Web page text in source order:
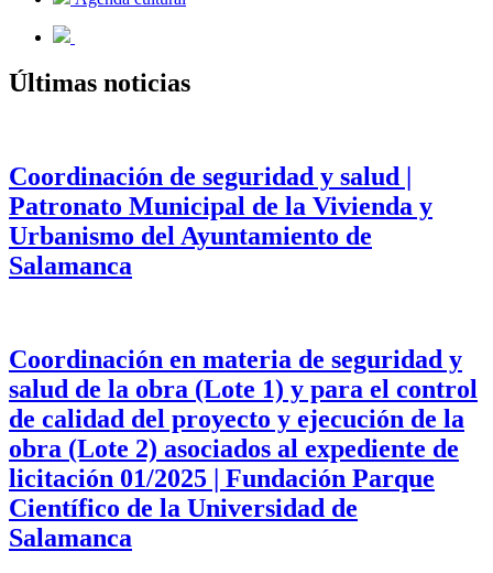
Últimas noticias
Coordinación de seguridad y salud |
Patronato Municipal de la Vivienda y
Urbanismo del Ayuntamiento de
Salamanca
Coordinación en materia de seguridad y
salud de la obra (Lote 1) y para el control
de calidad del proyecto y ejecución de la
obra (Lote 2) asociados al expediente de
licitación 01/2025 | Fundación Parque
Científico de la Universidad de
Salamanca